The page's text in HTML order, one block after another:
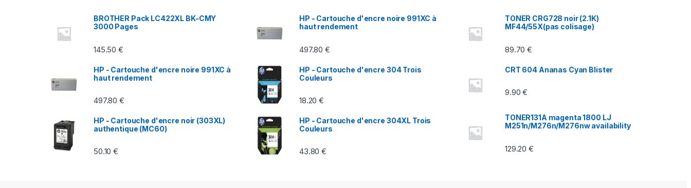
BROTHER Pack LC422XL BK-CMY
3000 Pages
145.50€
HP - Cartouche d'encre noire 991XC à
haut rendement
497.80€
HP - Cartouche d'encre noir (303XL)
authentique (MC60)
50.10€
HP - Cartouche d'encre noire 991XC à
haut rendement
497.80€
HP - Cartouche d'encre 304 Trois
Couleurs
18.20€
HP - Cartouche d'encre 304XL Trois
Couleurs
43.80€
TONER CRG728 noir (2.1K)
MF44/55X(pas colisage)
89.70€
CRT 604 Ananas Cyan Blister
9.90€
TONER131A magenta 1800 LJ
M251n/M276n/M276nw availability
129.20€